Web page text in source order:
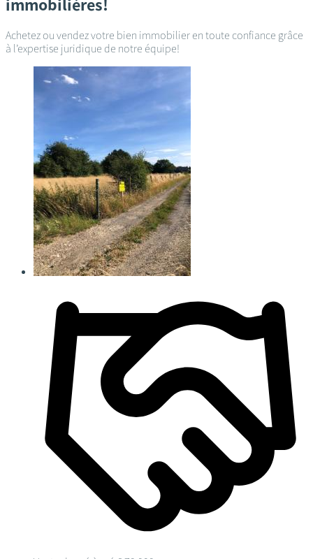
immobilières!
Achetez ou vendez votre bien immobilier en toute confiance grâce
à l’expertise juridique de notre équipe!